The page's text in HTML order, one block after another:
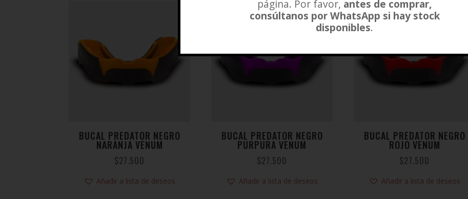
BUCAL PREDATOR NEGRO
NARANJA VENUM
$27.500
Añadir a lista de deseos
BUCAL PREDATOR NEGRO
PURPURA VENUM
$27.500
Añadir a lista de deseos
BUCAL PREDATOR NEGRO
ROJO VENUM
$27.500
Añadir a lista de deseos
página. Por favor, antes de comprar,
consúltanos por WhatsApp si hay stock
disponibles.